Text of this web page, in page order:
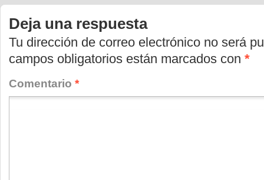
abre
una
ventana
nueva)
abre
una
ventana
nueva)
abre
una
ventana
Deja una respuesta
Tu dirección de correo electrónico no será
campos obligatorios están marcados con *
Comentario *